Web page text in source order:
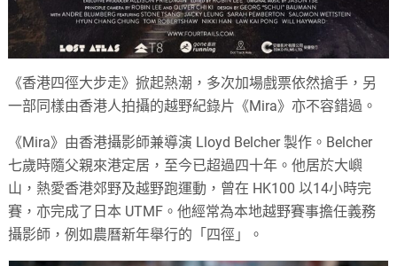
《香港四徑大步走》掀起熱潮，多次加場戲票依然搶手，另
一部同樣由香港人拍攝的越野紀錄片《Mira》亦不容錯過。
《Mira》由香港攝影師兼導演 Lloyd Belcher 製作。Belcher
七歲時隨父親來港定居，至今已超過四十年。他居於大嶼
山，熱愛香港郊野及越野跑運動，曾在 HK100 以14小時完
賽，亦完成了日本 UTMF。他經常為本地越野賽事擔任義務
攝影師，例如農曆新年舉行的「四徑」。